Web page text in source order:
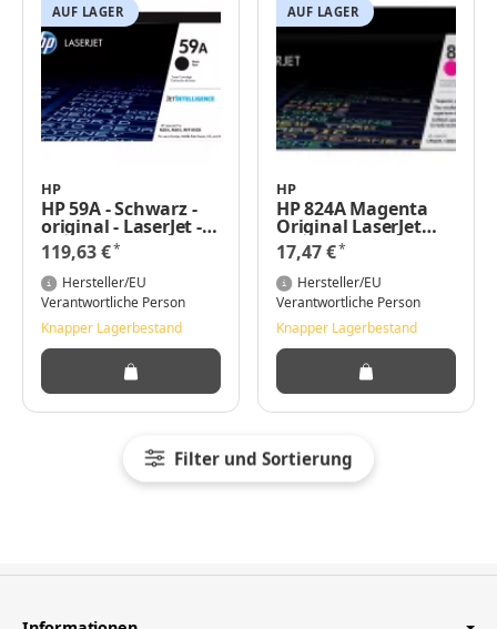
Filter und Sortierung
AUF LAGER
HP
HP 59A - Schwarz -
original - LaserJet -
Tonerpatrone
(CF259A)
119,63 €*
Hersteller/EU
Verantwortliche Person
Knapper Lagerbestand
AUF LAGER
HP
HP 824A Magenta
Original LaserJet
Tonerkartusche -
21000 Seiten -
Magenta - 1 Stück(e)
17,47 €*
Hersteller/EU
Verantwortliche Person
Knapper Lagerbestand